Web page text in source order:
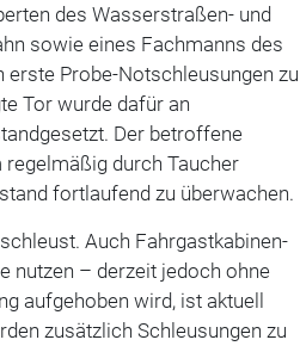
des Wasserstraßen- und
sowie eines Fachmanns des
erste Probe-Notschleusungen zu
Tor wurde dafür an
Der betroffene
durch Taucher
fortlaufend zu überwachen.
Auch Fahrgastkabinen-
nutzen – derzeit jedoch ohne
aufgehoben wird, ist aktuell
zusätzlich Schleusungen zu